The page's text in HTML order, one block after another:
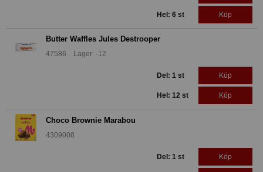
Hel: 6 st Köp
Butter Waffles Jules Destrooper
47586 Lager: -12
Del: 1 st Köp
Hel: 12 st Köp
Choco Brownie Marabou
4309008
Del: 1 st Köp